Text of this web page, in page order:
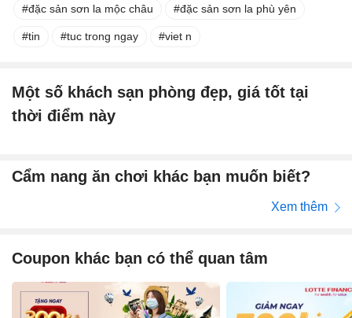
đặc sản sơn la mộc châu đặc sản sơn la phù yên
tin tuc trong ngay viet n
Một số khách sạn phòng đẹp, giá tốt tại
thời điểm này
Cẩm nang ăn chơi khác bạn muốn biết?
Xem thêm
Coupon khác bạn có thể quan tâm